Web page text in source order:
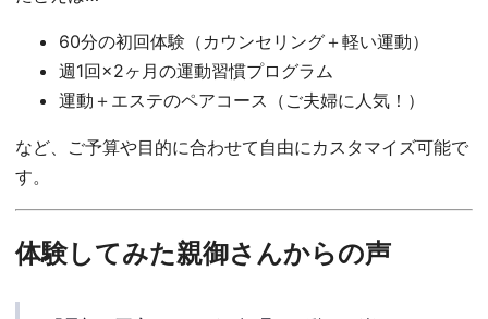
60分の初回体験（カウンセリング＋軽い運動）
週1回×2ヶ月の運動習慣プログラム
運動＋エステのペアコース（ご夫婦に人気！）
など、ご予算や目的に合わせて自由にカスタマイズ可能で
す。
体験してみた親御さんからの声